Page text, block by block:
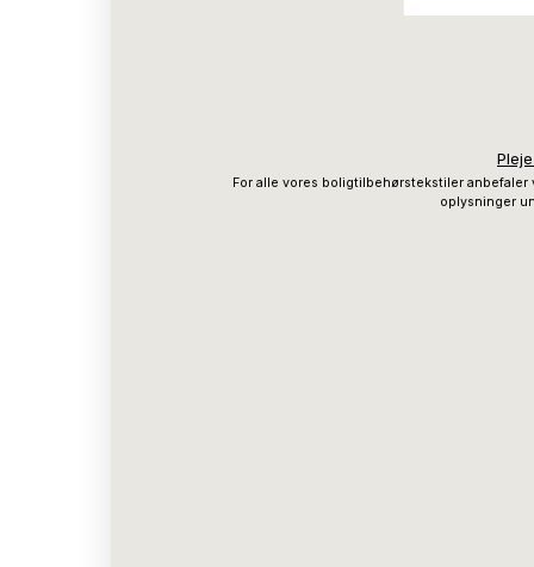
For alle vores boligtilbehørstekstiler
oplysninger